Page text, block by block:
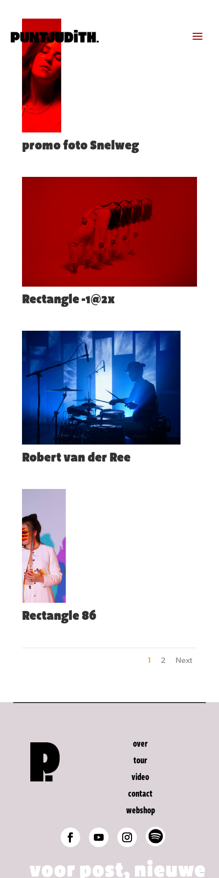
promo foto Snelweg
Rectangle -1@2x
Robert van der Ree
Rectangle 86
1 2 Next
over
tour
video
contact
webshop
voor post, nieuwe